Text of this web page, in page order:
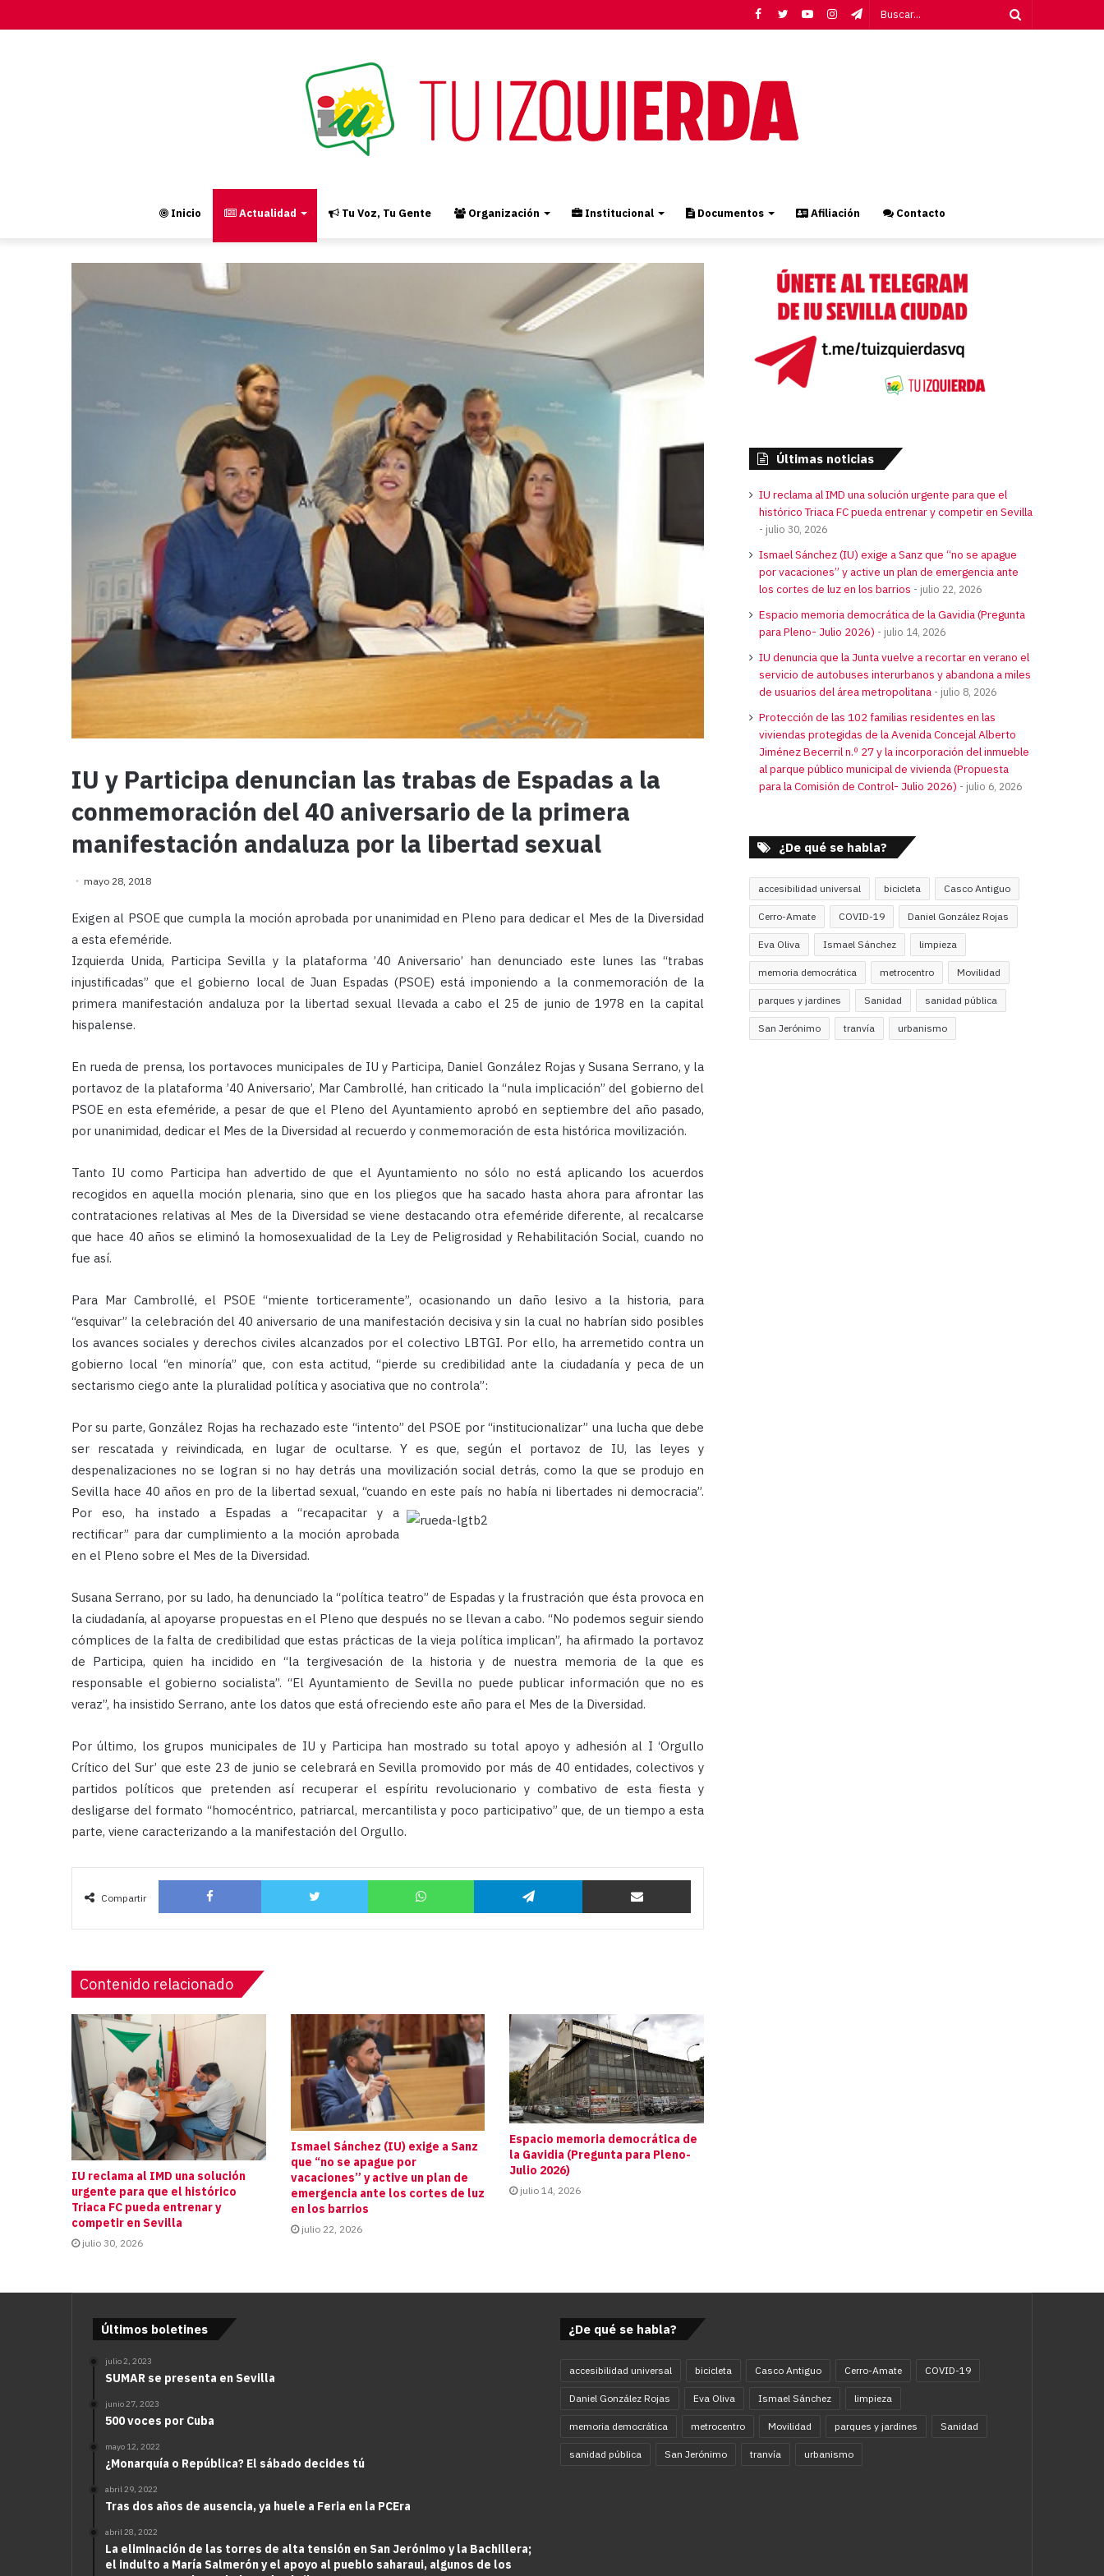
Telegram
Instagram
YouTube
Twitter
Facebook
Inicio Actualidad Tu Voz, Tu Gente Organización Institucional Documentos Afiliación Contacto
IU y Participa denuncian las trabas de Espadas a la
conmemoración del 40 aniversario de la primera
manifestación andaluza por la libertad sexual
mayo 28, 2018
Exigen al PSOE que cumpla la moción aprobada por unanimidad en Pleno para dedicar el Mes de la Diversidad
a esta efeméride.
Izquierda Unida, Participa Sevilla y la plataforma ’40 Aniversario’ han denunciado este lunes las “trabas
injustificadas” que el gobierno local de Juan Espadas (PSOE) está imponiendo a la conmemoración de la
primera manifestación andaluza por la libertad sexual llevada a cabo el 25 de junio de 1978 en la capital
hispalense.
En rueda de prensa, los portavoces municipales de IU y Participa, Daniel González Rojas y Susana Serrano, y la
portavoz de la plataforma ’40 Aniversario’, Mar Cambrollé, han criticado la “nula implicación” del gobierno del
PSOE en esta efeméride, a pesar de que el Pleno del Ayuntamiento aprobó en septiembre del año pasado,
por unanimidad, dedicar el Mes de la Diversidad al recuerdo y conmemoración de esta histórica movilización.
Tanto IU como Participa han advertido de que el Ayuntamiento no sólo no está aplicando los acuerdos
recogidos en aquella moción plenaria, sino que en los pliegos que ha sacado hasta ahora para afrontar las
contrataciones relativas al Mes de la Diversidad se viene destacando otra efeméride diferente, al recalcarse
que hace 40 años se eliminó la homosexualidad de la Ley de Peligrosidad y Rehabilitación Social, cuando no
fue así.
Para Mar Cambrollé, el PSOE “miente torticeramente”, ocasionando un daño lesivo a la historia, para
“esquivar” la celebración del 40 aniversario de una manifestación decisiva y sin la cual no habrían sido posibles
los avances sociales y derechos civiles alcanzados por el colectivo LBTGI. Por ello, ha arremetido contra un
gobierno local “en minoría” que, con esta actitud, “pierde su credibilidad ante la ciudadanía y peca de un
sectarismo ciego ante la pluralidad política y asociativa que no controla”:
Por su parte, González Rojas ha rechazado este “intento” del PSOE por “institucionalizar” una lucha que debe
ser rescatada y reivindicada, en lugar de ocultarse. Y es que, según el portavoz de IU, las leyes y
despenalizaciones no se logran si no hay detrás una movilización social detrás, como la que se produjo en
Sevilla hace 40 años en pro de la libertad sexual, “cuando en este país no había ni libertades ni democracia”.
Por eso, ha instado a Espadas a “recapacitar y a
rectificar” para dar cumplimiento a la moción aprobada
en el Pleno sobre el Mes de la Diversidad.
Susana Serrano, por su lado, ha denunciado la “política teatro” de Espadas y la frustración que ésta provoca en
la ciudadanía, al apoyarse propuestas en el Pleno que después no se llevan a cabo. “No podemos seguir siendo
cómplices de la falta de credibilidad que estas prácticas de la vieja política implican”, ha afirmado la portavoz
de Participa, quien ha incidido en “la tergivesación de la historia y de nuestra memoria de la que es
responsable el gobierno socialista”. “El Ayuntamiento de Sevilla no puede publicar información que no es
veraz”, ha insistido Serrano, ante los datos que está ofreciendo este año para el Mes de la Diversidad.
Por último, los grupos municipales de IU y Participa han mostrado su total apoyo y adhesión al I ‘Orgullo
Crítico del Sur’ que este 23 de junio se celebrará en Sevilla promovido por más de 40 entidades, colectivos y
partidos políticos que pretenden así recuperar el espíritu revolucionario y combativo de esta fiesta y
desligarse del formato “homocéntrico, patriarcal, mercantilista y poco participativo” que, de un tiempo a esta
parte, viene caracterizando a la manifestación del Orgullo.
Compartir
Facebook Twitter WhatsApp Telegram Compartir por correo
Contenido relacionado
IU reclama al IMD una solución
urgente para que el histórico
Triaca FC pueda entrenar y
competir en Sevilla
julio 30, 2026
Ismael Sánchez (IU) exige a Sanz
que “no se apague por
vacaciones” y active un plan de
emergencia ante los cortes de luz
en los barrios
julio 22, 2026
Espacio memoria democrática de
la Gavidia (Pregunta para Pleno-
Julio 2026)
julio 14, 2026
Últimas noticias
IU reclama al IMD una solución urgente para que el
histórico Triaca FC pueda entrenar y competir en Sevilla
julio 30, 2026
Ismael Sánchez (IU) exige a Sanz que “no se apague
por vacaciones” y active un plan de emergencia ante
los cortes de luz en los barrios
julio 22, 2026
Espacio memoria democrática de la Gavidia (Pregunta
para Pleno- Julio 2026)
julio 14, 2026
IU denuncia que la Junta vuelve a recortar en verano el
servicio de autobuses interurbanos y abandona a miles
de usuarios del área metropolitana
julio 8, 2026
Protección de las 102 familias residentes en las
viviendas protegidas de la Avenida Concejal Alberto
Jiménez Becerril n.º 27 y la incorporación del inmueble
al parque público municipal de vivienda (Propuesta
para la Comisión de Control- Julio 2026)
julio 6, 2026
¿De qué se habla?
accesibilidad universal bicicleta Casco Antiguo
Cerro-Amate COVID-19 Daniel González Rojas
Eva Oliva Ismael Sánchez limpieza
memoria democrática metrocentro Movilidad
parques y jardines Sanidad sanidad pública
San Jerónimo tranvía urbanismo
Últimos boletines
julio 2, 2023
SUMAR se presenta en Sevilla
junio 27, 2023
500 voces por Cuba
mayo 12, 2022
¿Monarquía o República? El sábado decides tú
abril 29, 2022
Tras dos años de ausencia, ya huele a Feria en la PCEra
abril 28, 2022
La eliminación de las torres de alta tensión en San Jerónimo y la Bachillera;
el indulto a María Salmerón y el apoyo al pueblo saharaui, algunos de los
¿De qué se habla?
accesibilidad universal bicicleta Casco Antiguo Cerro-Amate COVID-19
Daniel González Rojas Eva Oliva Ismael Sánchez limpieza
memoria democrática metrocentro Movilidad parques y jardines Sanidad
sanidad pública San Jerónimo tranvía urbanismo